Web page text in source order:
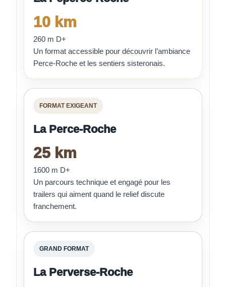
10 km
260 m D+
Un format accessible pour découvrir l’ambiance
Perce-Roche et les sentiers sisteronais.
FORMAT EXIGEANT
La Perce-Roche
25 km
1600 m D+
Un parcours technique et engagé pour les
trailers qui aiment quand le relief discute
franchement.
GRAND FORMAT
La Perverse-Roche